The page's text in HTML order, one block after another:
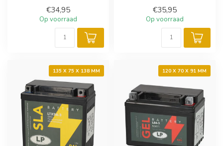
€34,95
Op voorraad
€35,95
Op voorraad
135 X 75 X 138 MM 120 X 70 X 91 MM